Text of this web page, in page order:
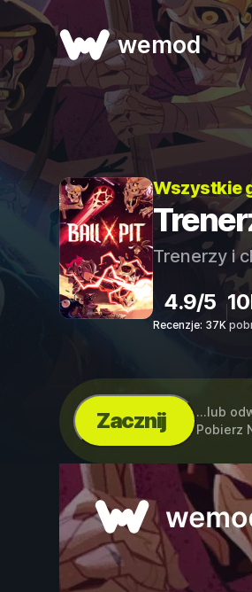
wemod
Wszystkie
Trenerzy i
4.9/5
Recenzje: 37K
Zacznij ...lub
Pobierz